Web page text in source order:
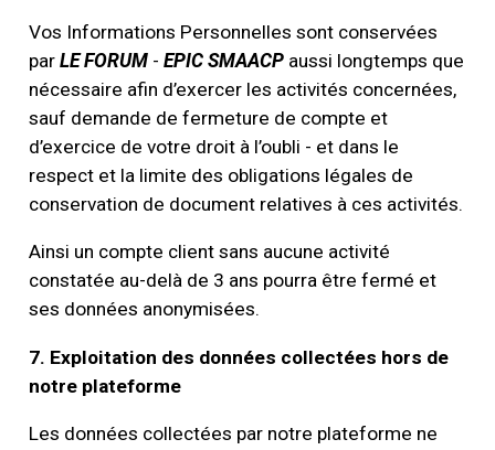
Vos Informations Personnelles sont conservées
parLE FORUM -EPIC SMAACP aussi longtemps que
nécessaire afin d’exercer les activités concernées,
sauf demande de fermeture de compte et
d’exercice de votre droit à l’oubli - et dans le
respect et la limite des obligations légales de
conservation de document relatives à ces activités.
Ainsi un compte client sans aucune activité
constatée au-delà de 3 ans pourra être fermé et
ses données anonymisées.
7. Exploitation des données collectées hors de
notre plateforme
Les données collectées par notre plateforme ne